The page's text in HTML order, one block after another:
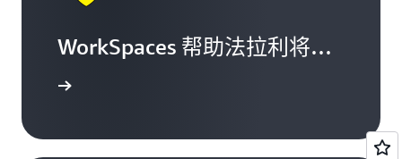
WorkSpaces 帮助法拉利将虚
拟桌面部署时间缩短了 90%